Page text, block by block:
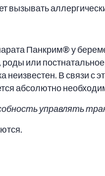
вызывать
Панкрим® у
или
неизвестен. В связи с
абсолютно
управлять